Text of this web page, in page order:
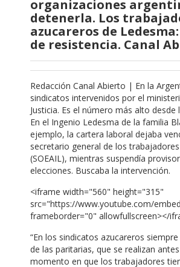
organizaciones
detenerla. Los
azucareros de
de resistencia. Canal
Redacción Canal Abierto | En la
sindicatos intervenidos por el
Justicia. Es el número más alto desde
En el Ingenio Ledesma de la familia
ejemplo, la cartera laboral dejaba
secretario general de los
(SOEAIL), mientras suspendía
elecciones. Buscaba la intervención.
<iframe width="560" height="315"
src="https://www.youtube.com/
frameborder="0" allowfullscreen></
“En los sindicatos azucareros
de las paritarias, que se realizan
momento en que los trabajadores